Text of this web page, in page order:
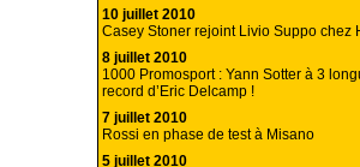
10 juillet 2010
Casey Stoner rejoint Livio Suppo chez
8 juillet 2010
1000 Promosport : Yann Sotter à 3
record d’Eric Delcamp !
7 juillet 2010
Rossi en phase de test à Misano
5 juillet 2010